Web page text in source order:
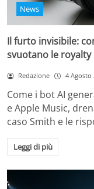
News
Il furto invisibile:
svuotano le
Redazione 4 Agosto
Come i bot AI
e Apple Music,
caso Smith e le
Leggi di più